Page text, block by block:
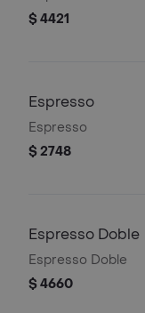
$ 4421
Espresso
Espresso
$ 2748
Espresso Doble
Espresso Doble
$ 4660